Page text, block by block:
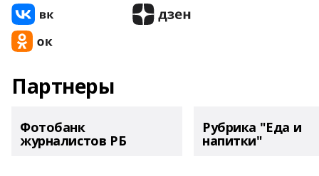
Партнеры
Фотобанк
журналистов РБ
Рубрика "Еда и
напитки"